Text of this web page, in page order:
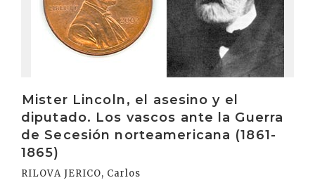
Mister Lincoln, el asesino y el
diputado. Los vascos ante la Guerra
de Secesión norteamericana (1861-
1865)
RILOVA JERICO, Carlos